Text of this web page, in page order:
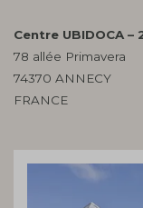
Centre UBIDOCA –
78 allée Primavera
74370 ANNECY
FRANCE